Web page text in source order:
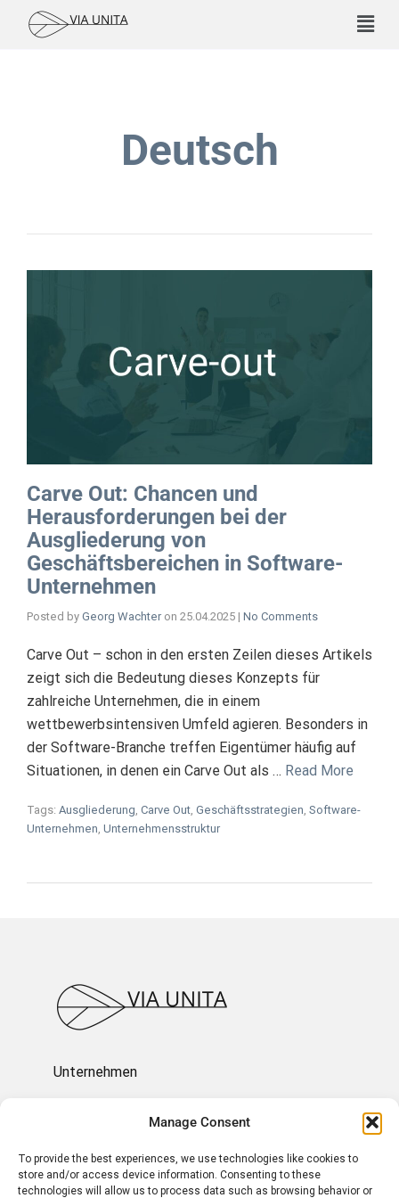
Manage Consent
To provide the best experiences, we use technologies like cookies to
store and/or access device information. Consenting to these
technologies will allow us to process data such as browsing behavior or
Deutsch
Carve Out: Chancen und
Herausforderungen bei der
Ausgliederung von
Geschäftsbereichen in Software-
Unternehmen
Posted by Georg Wachter on 25.04.2025 | No Comments
Carve Out – schon in den ersten Zeilen dieses Artikels
zeigt sich die Bedeutung dieses Konzepts für
zahlreiche Unternehmen, die in einem
wettbewerbsintensiven Umfeld agieren. Besonders in
der Software-Branche treffen Eigentümer häufig auf
Situationen, in denen ein Carve Out als … Read More
Tags: Ausgliederung, Carve Out, Geschäftsstrategien, Software-
Unternehmen, Unternehmensstruktur
Unternehmen
Über uns